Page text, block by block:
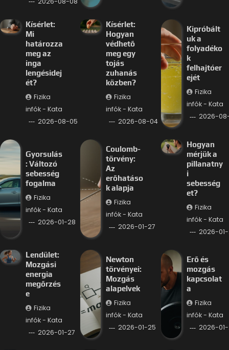
Kísérlet:
Mi
határozza
meg az
inga
lengésidej
ét?
Fizika
infók - Kata
2026-08-05
Kísérlet:
Hogyan
védhető
meg egy
tojás
zuhanás
közben?
Fizika
infók - Kata
2026-08-04
Kipróbált
uk a
folyadéko
k
felhajtóer
ejét
Fizika
infók - Kata
2026-
Gyorsulás
: Változó
sebesség
fogalma
Fizika
infók - Kata
2026-01-28
Coulomb-
törvény:
Az
erőhatáso
k alapja
Fizika
infók - Kata
2026-01-27
Hogyan
mérjük a
pillanatny
i
sebesség
et?
Fizika
infók - Kata
2026-
Lendület:
Mozgási
energia
megőrzés
e
Fizika
infók - Kata
2026-01-27
Newton
törvényei:
Mozgás
alapelvek
Fizika
infók - Kata
2026-01-25
Erő és
mozgás
kapcsolat
a
Fizika
infók - Kata
2026-